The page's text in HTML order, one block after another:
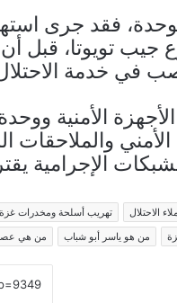
فقد جرى
جيب تويوتا، قبل أن
في خدمة
الأمنية
والملاحقات
الإجرامية
الاحتلال تهريب أسلحة ومخدرات غزة
من هو ياسر أبو شباب من هي